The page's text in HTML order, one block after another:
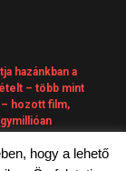
hazánkban a
– több mint
hozott film,
hogy a lehető